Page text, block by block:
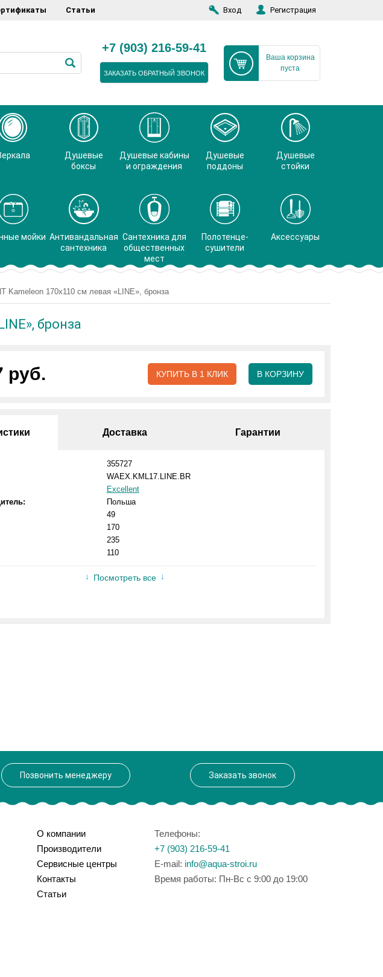
Статьи Вход Регистрация
+7 (903) 216-59-41
ЗАКАЗАТЬ ОБРАТНЫЙ ЗВОНОК
Ваша корзина
пуста
Душевые
боксы
Душевые кабины
и ограждения
Душевые
поддоны
Душевые
стойки
мойки Антивандальная
сантехника
Сантехника для
общественных
мест
Полотенце-
сушители
Аксессуары
Kameleon 170x110 см левая «LINE», бронза
бронза
руб. КУПИТЬ В 1 КЛИК В КОРЗИНУ
Доставка Гарантии
355727
WAEX.KML17.LINE.BR
Excellent
Польша
49
170
235
110
Посмотреть все
Позвонить менеджеру Заказать звонок
О компании
Производители
Сервисные центры
Контакты
Статьи
Телефоны:
+7 (903) 216-59-41
E-mail: info@aqua-stroi.ru
Время работы: Пн-Вс с 9:00 до 19:00